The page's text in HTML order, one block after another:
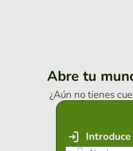
Abre tu
¿Aún no tienes